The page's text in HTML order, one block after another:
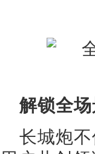
解锁全
长城炮